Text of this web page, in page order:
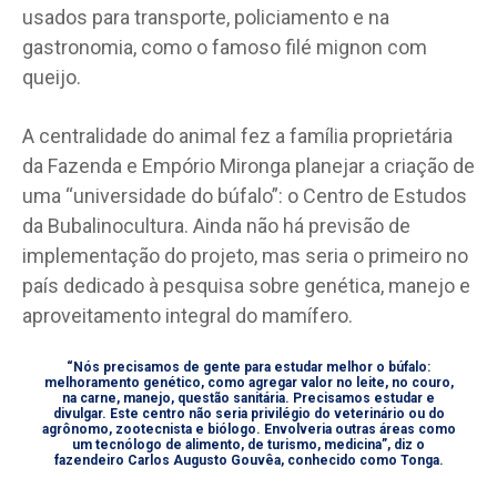
usados para transporte, policiamento e na
gastronomia, como o famoso filé mignon com
queijo.
A centralidade do animal fez a família proprietária
da Fazenda e Empório Mironga planejar a criação de
uma “universidade do búfalo”: o Centro de Estudos
da Bubalinocultura. Ainda não há previsão de
implementação do projeto, mas seria o primeiro no
país dedicado à pesquisa sobre genética, manejo e
aproveitamento integral do mamífero.
“Nós precisamos de gente para estudar melhor o búfalo:
melhoramento genético, como agregar valor no leite, no couro,
na carne, manejo, questão sanitária. Precisamos estudar e
divulgar. Este centro não seria privilégio do veterinário ou do
agrônomo, zootecnista e biólogo. Envolveria outras áreas como
um tecnólogo de alimento, de turismo, medicina”, diz o
fazendeiro Carlos Augusto Gouvêa, conhecido como Tonga.